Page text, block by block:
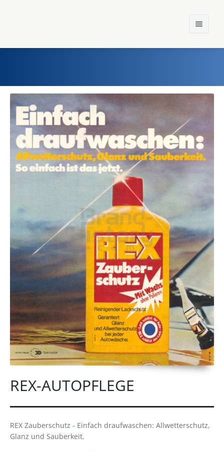
Home
Einst und Heute
Marken
Konzerne
REX-AUTOPFLEGE
REX Zauberschutz - Einfach draufwaschen: Allwetterschutz,
Glanz und Sauberkeit.